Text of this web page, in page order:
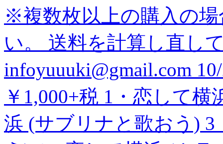
※複数枚以上の購入の
い。 送料を計算し直し
infoyuuuki@gmail.com
￥1,000+税 1・恋して
浜 (サブリナと歌おう)